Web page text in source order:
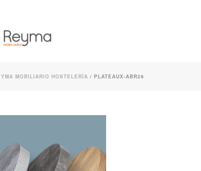
MOBILIARIO HOSTELERÍA / PLATEAUX-ABR26